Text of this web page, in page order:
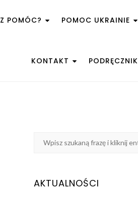
POMÓC? POMOC UKRAINIE
KONTAKT PODRĘCZNIK
AKTUALNOŚCI